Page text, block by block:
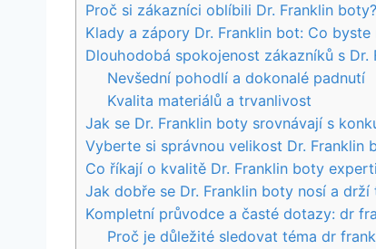
Proč si‍ zákazníci‌ oblíbili Dr. Franklin boty?
Klady a⁢ zápory Dr. Franklin bot:​ Co
Dlouhodobá​ spokojenost zákazníků s Dr.
Nevšední pohodlí a dokonalé padnutí
Kvalita⁤ materiálů a trvanlivost
Jak⁤ se Dr. Franklin boty ⁣srovnávají s
Vyberte si⁤ správnou velikost Dr. Franklin⁣
Co říkají o kvalitě Dr.‍ Franklin boty
Jak dobře se ‌Dr. Franklin boty nosí a drží
Kompletní průvodce a časté dotazy: dr
Proč je důležité sledovat téma dr